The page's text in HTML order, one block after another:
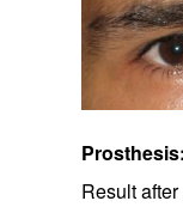
Prosthesis:
Result